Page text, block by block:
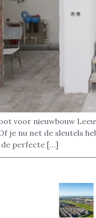
voor nieuwbouw
je nu net de sleutels
de perfecte […]